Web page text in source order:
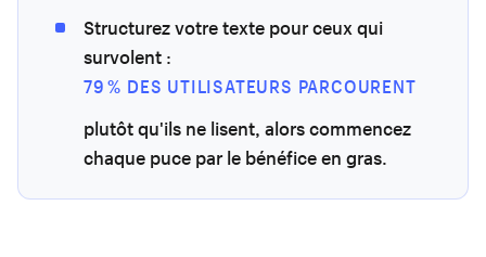
Structurez votre texte pour ceux qui
survolent :
79 % DES UTILISATEURS PARCOURENT
plutôt qu'ils ne lisent, alors commencez
chaque puce par le bénéfice en gras.